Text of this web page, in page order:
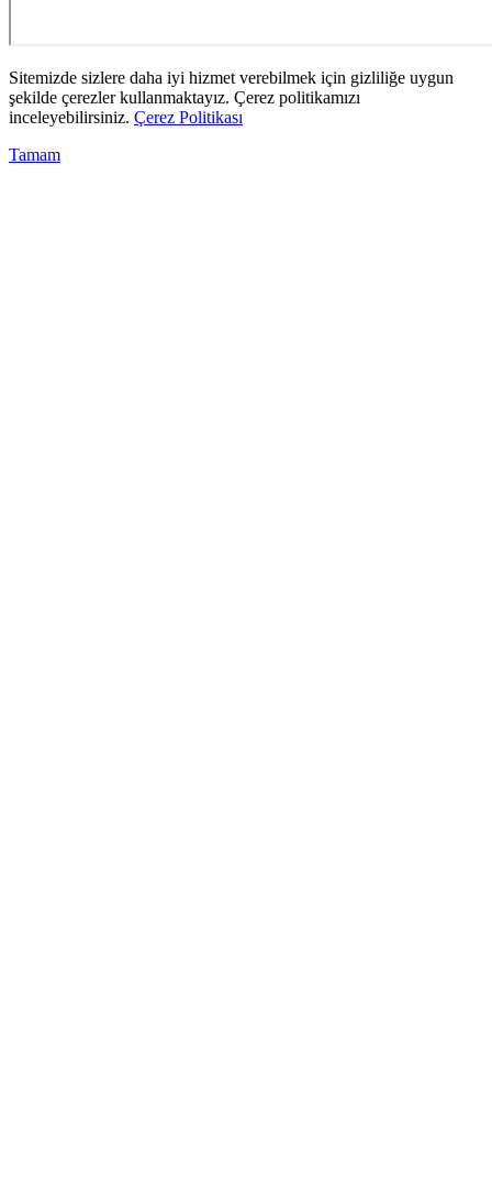
Sitemizde sizlere daha iyi hizmet verebilmek için gizliliğe uygun
şekilde çerezler kullanmaktayız. Çerez politikamızı
inceleyebilirsiniz. Çerez Politikası
Tamam